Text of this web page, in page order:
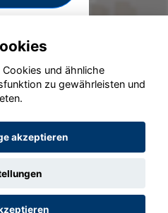
GmbH 2020 - 2026
und ähnliche
zu gewährleisten und
akzeptieren